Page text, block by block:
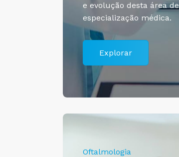
e evolução desta área de
especialização médica.
Explorar
Oftalmologia